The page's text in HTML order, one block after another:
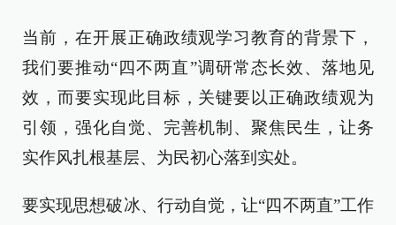
当前，在开展正确政绩观学习教育的背景下，
我们要推动“四不两直”调研常态长效、落地见
效，而要实现此目标，关键要以正确政绩观为
引领，强化自觉、完善机制、聚焦民生，让务
实作风扎根基层、为民初心落到实处。
要实现思想破冰、行动自觉，让“四不两直”工作